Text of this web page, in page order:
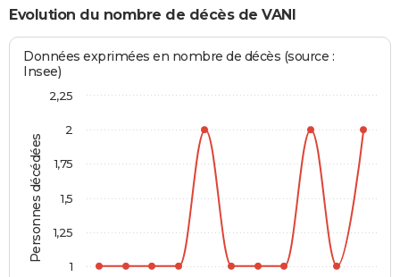
Evolution du nombre de décès de VANI
Personnes décédées
Données exprimées en nombre de décès (source :
Insee)
1
1,25
1,5
1,75
2
2,25